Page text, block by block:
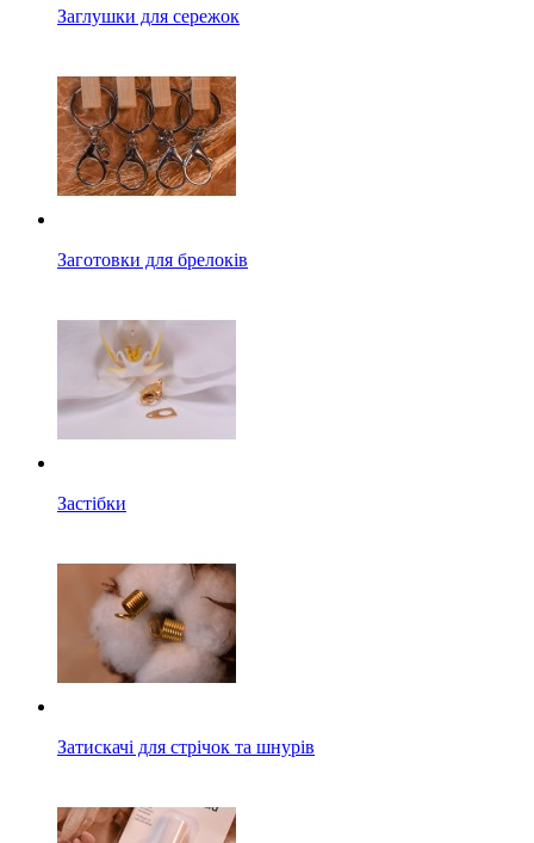
Заглушки для сережок
Заготовки для брелоків
Застібки
Затискачі для стрічок та шнурів